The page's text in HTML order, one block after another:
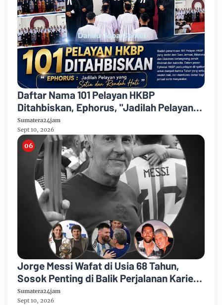
Daftar Nama 101 Pelayan HKBP
Ditahbiskan, Ephorus, "Jadilah Pelayan
yang Setia dan Rendah Hati"
Sumatera24jam
Sept 10, 2026
Jorge Messi Wafat di Usia 68 Tahun,
Sosok Penting di Balik Perjalanan Karier
Lionel Messi
Sumatera24jam
Sept 10, 2026